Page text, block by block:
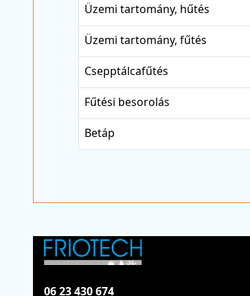
Üzemi tartomány, hűtés
Üzemi tartomány, fűtés
Csepptálcafűtés
Fűtési besorolás
Betáp
06 23 430 674